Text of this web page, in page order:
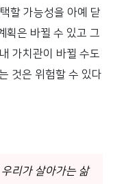
할 가능성을 아예 닫
획은 바뀔 수 있고 그
가치관이 바뀔 수도
것은 위험할 수 있다
리가 살아가는 삶